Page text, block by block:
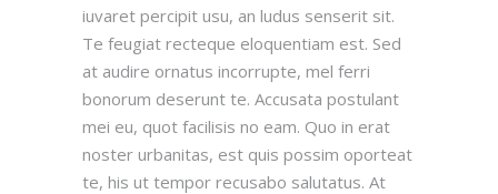
iuvaret percipit usu, an ludus senserit sit.
Te feugiat recteque eloquentiam est. Sed
at audire ornatus incorrupte, mel ferri
bonorum deserunt te. Accusata postulant
mei eu, quot facilisis no eam. Quo in erat
noster urbanitas, est quis possim oporteat
te, his ut tempor recusabo salutatus. At